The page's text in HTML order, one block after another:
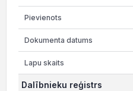
Dalībnieku reģistrs